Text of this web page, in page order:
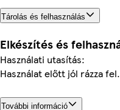
Tárolás és felhasználás
Elkészítés és
Használati utasítás:
Használat előtt jól rázza fel.
További információ